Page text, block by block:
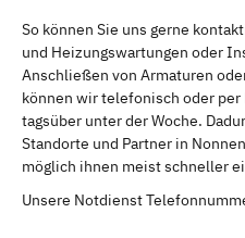
So können Sie uns gerne
und Heizungswartungen oder
Anschließen von Armaturen
können wir telefonisch oder
tagsüber unter der Woche.
Standorte und Partner in
möglich ihnen meist schneller
Unsere Notdienst